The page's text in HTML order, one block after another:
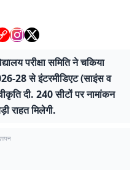
परीक्षा समिति ने चकिया
28 से इंटरमीडिएट (साइंस व
दी. 240 सीटों पर नामांकन
राहत मिलेगी.